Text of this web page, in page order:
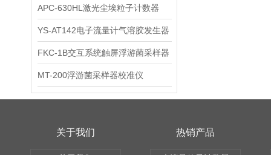
APC-630HL激光尘埃粒子计数器
YS-AT142电子流量计气溶胶发生器
FKC-1B交互系统触屏浮游菌采样器
MT-200浮游菌采样器校准仪
关于我们 热销产品